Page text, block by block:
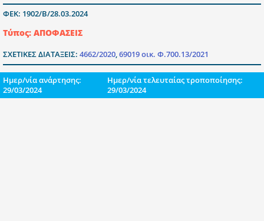
ΦΕΚ: 1902/Β/28.03.2024
Τύπος: ΑΠΟΦΑΣΕΙΣ
ΣΧΕΤΙΚΕΣ ΔΙΑΤΑΞΕΙΣ: 4662/2020,69019 οικ. Φ.700.13/2021
Ημερ/νία ανάρτησης:
29/03/2024
Ημερ/νία τελευταίας τροποποίησης:
29/03/2024